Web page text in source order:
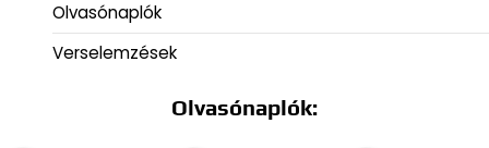
Olvasónaplók
Verselemzések
Olvasónaplók: